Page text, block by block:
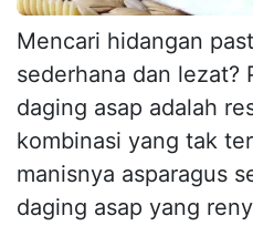
Mencari hidangan
sederhana dan lezat?
daging asap adalah
kombinasi yang tak
manisnya asparagus
daging asap yang